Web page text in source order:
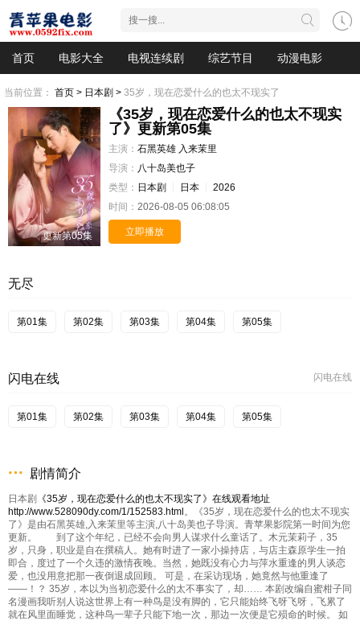
首页 电影大全 电视连续剧 综艺节目 动漫电影
当前位置： 首页 > 日本剧 > 35岁，现在恋爱什么的也太不现实了
更新第05集
《35岁，现在恋爱什么的也太不现实
了》更新第05集
主演： 石黑英雄 入来茉里
导演： 八十岛美也子
类型： 日本剧 日本
2026
时间： 2026-08-05 06:08:05
立即播放
无尽
第01集 第02集 第03集 第04集 第05集
闪电在线
闪电在线
第01集 第02集 第03集 第04集 第05集
剧情简介
日本剧
《35岁，现在恋爱什么的也太不现实了》在线观看地址
http://www.528090dy.com/1/152583.html 。《35岁，现在恋爱什么的也太不现实
了》是由石黑英雄,入来茉里等主演,八十岛美也子导演。青苹果影院第一时间为您
更新。 到了这个年纪，已经不会向男人谋求什么童话了。木元茉莉子，35
岁，只身，职业是自在撰稿人。她有时进了一家小操持店，与店主森原学生一拍
即合，度过了一个久违的激情夜晚。当然，她既没有心力与萍水重逢的男人谈恋
爱，也没用意把那一夜倒退成回顾。 可是，在采访现场，她竟然与他重逢了
——！？ 35岁，本以为当初恋爱什么的太不事实了，却…… 本剧改编自蜜柑子同
名漫画我听别人说这世界上有一种鸟是没有脚的，它只能始终飞呀飞呀，飞累了
就在风里面睡觉，这种鸟一辈子只能下地一次，那边一次便是它殒命的时候。 如